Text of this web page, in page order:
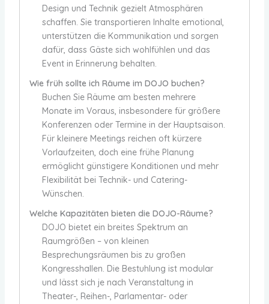
Design und Technik gezielt Atmosphären
schaffen. Sie transportieren Inhalte emotional,
unterstützen die Kommunikation und sorgen
dafür, dass Gäste sich wohlfühlen und das
Event in Erinnerung behalten.
Wie früh sollte ich Räume im DOJO buchen?
Buchen Sie Räume am besten mehrere
Monate im Voraus, insbesondere für größere
Konferenzen oder Termine in der Hauptsaison.
Für kleinere Meetings reichen oft kürzere
Vorlaufzeiten, doch eine frühe Planung
ermöglicht günstigere Konditionen und mehr
Flexibilität bei Technik- und Catering-
Wünschen.
Welche Kapazitäten bieten die DOJO-Räume?
DOJO bietet ein breites Spektrum an
Raumgrößen – von kleinen
Besprechungsräumen bis zu großen
Kongresshallen. Die Bestuhlung ist modular
und lässt sich je nach Veranstaltung in
Theater-, Reihen-, Parlamentar- oder